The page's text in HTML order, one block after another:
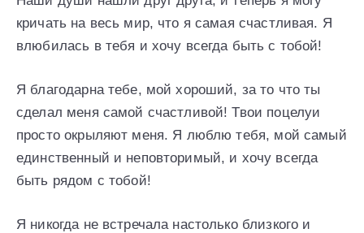
кричать на весь мир, что я самая счастливая. Я
влюбилась в тебя и хочу всегда быть с тобой!
Я благодарна тебе, мой хороший, за то что ты
сделал меня самой счастливой! Твои поцелуи
просто окрыляют меня. Я люблю тебя, мой самый
единственный и неповторимый, и хочу всегда
быть рядом с тобой!
Я никогда не встречала настолько близкого и